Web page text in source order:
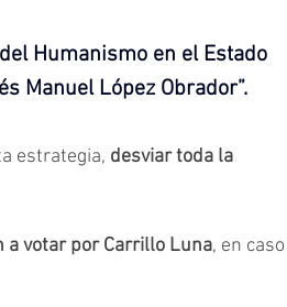
Humanismo en el Estado
Manuel López Obrador”.
estrategia, desviar toda la
a votar por Carrillo Luna, en caso